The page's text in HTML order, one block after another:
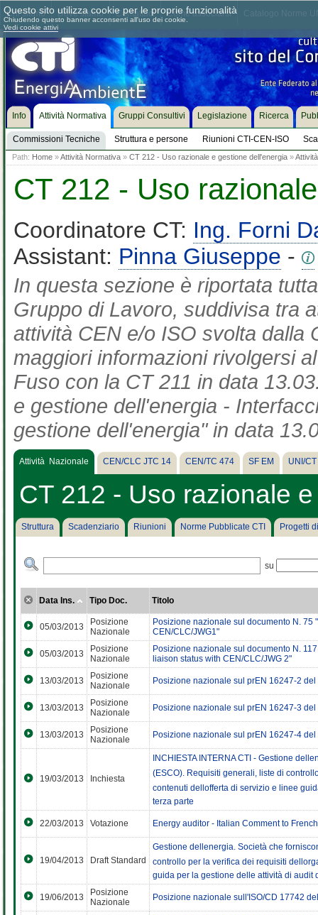
Chi siamo Dove siamo Contattaci Come associarsi
Info Attività Normativa
Commissioni Tecniche Struttura e persone Riunioni CTI-CEN-ISO
Gruppi Consultivi Legislazione Ricerca
Path: Home »Attività Normativa » CT 212 - Uso razionale e gestione dell'energia »
CT 212 - Uso
Coordinatore CT: Ing. Forni
Assistant: Pinna Giuseppe -
In questa sezione è riportata
Gruppo di Lavoro, suddivisa tra
attività CEN e/o ISO svolta dalla
maggiori informazioni rivolgersi
Fuso con la CT 211 in data
e gestione dell'energia -
gestione dell'energia" in data
Attività Nazionale CEN/CLC JTC 14 CEN/TC 474 SF EM UNI/
CT 212 - Uso razionale
Struttura Scadenziario Riunioni Norme Pubblicate CTI Progetti
su
Data Ins. Tipo Doc. Titolo
05/03/2013
Posizione
Nazionale
Posizione nazionale sul documento N. 75
CEN/CLC/JWG1"
05/03/2013
Posizione
Nazionale
Posizione nazionale sul documento N.
liaison status with CEN/CLC/JWG 2"
13/03/2013
Posizione
Nazionale
Posizione nazionale sul prEN 16247-2 del
13/03/2013
Posizione
Nazionale
Posizione nazionale sul prEN 16247-3 del
13/03/2013
Posizione
Nazionale
Posizione nazionale sul prEN 16247-4 del
19/03/2013 Inchiesta
INCHIESTA INTERNA CTI - Gestione
(ESCO). Requisiti generali, liste di
contenuti dellofferta di servizio e linee
terza parte
22/03/2013 Votazione Energy auditor - Italian Comment to
19/04/2013 Draft Standard
Gestione dellenergia. Società che
controllo per la verifica dei requisiti
guida per la gestione delle attività di audit
19/06/2013
Posizione
Nazionale
Posizione nazionale sull'ISO/CD 17742
Questo sito utilizza cookie per le proprie funzionalità
Chiudendo questo banner acconsenti all'uso dei cookie.
Vedi cookie attivi